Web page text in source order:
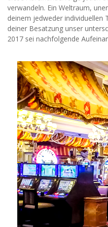
verwandeln. Ein Weltraum,
deinem jedweder individuellen
deiner Besatzung unser
2017 sei nachfolgende